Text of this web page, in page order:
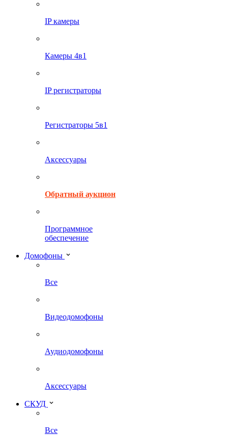
IP камеры
Камеры 4в1
IP регистраторы
Регистраторы 5в1
Аксессуары
Обратный аукцион
Программное
обеспечение
Домофоны
Все
Видеодомофоны
Аудиодомофоны
Аксессуары
СКУД
Все